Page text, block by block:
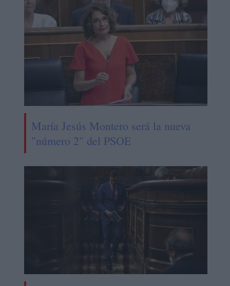
María Jesús Montero será la nueva
"número 2" del PSOE